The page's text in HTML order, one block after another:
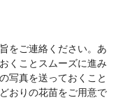
をご連絡ください。あ
くことスムーズに進み
写真を送っておくこと
おりの花苗をご用意で